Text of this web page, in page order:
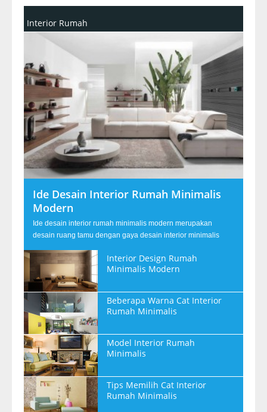
Interior Rumah
Ide Desain Interior Rumah Minimalis
Modern
Ide desain interior rumah minimalis modern merupakan
desain ruang tamu dengan gaya desain interior minimalis
Interior Design Rumah
Minimalis Modern
Beberapa Warna Cat Interior
Rumah Minimalis
Model Interior Rumah
Minimalis
Tips Memilih Cat Interior
Rumah Minimalis